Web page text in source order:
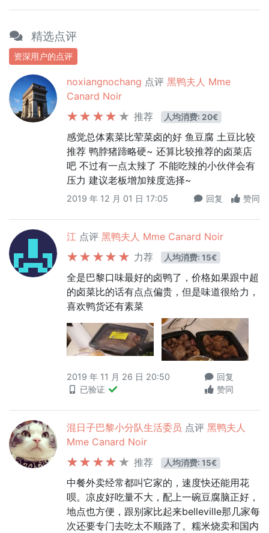
精选点评
资深用户的点评
noxiangnochang 点评 黑鸭夫人 Mme
Canard Noir
推荐
人均消费: 20€
感觉总体素菜比荤菜卤的好 鱼豆腐 土豆比较
推荐 鸭脖猪蹄略硬~ 还算比较推荐的卤菜店
吧 不过有一点太辣了 不能吃辣的小伙伴会有
压力 建议老板增加辣度选择~
2019 年 12 月 01 日 17:05 回复 赞同
江 点评 黑鸭夫人 Mme Canard Noir
力荐
人均消费: 15€
全是巴黎口味最好的卤鸭了，价格如果跟中超
的卤菜比的话有点点偏贵，但是味道很给力，
喜欢鸭货还有素菜
2019 年 11 月 26 日 20:50
已验证
回复
赞同
混日子巴黎小分队生活委员 点评 黑鸭夫人
Mme Canard Noir
推荐
人均消费: 15€
中餐外卖经常都叫它家的，速度快还能用花
呗。凉皮好吃量不大，配上一碗豆腐脑正好，
地点也方便，跟别家比起来belleville那几家每
次还要专门去吃太不顺路了。糯米烧卖和国内